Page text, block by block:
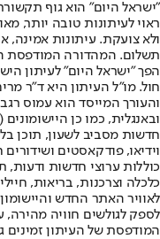
"ישראל היום" הוא גוף
ראוי לעיתונות טובה יותר,
ולא צועקת. עיתונות אמינה,
הפך "ישראל היום" לעיתון
חול. מו"ל העיתון היא ד"ר
והעורך המייסד הוא עמוס
חדשות מסביב לשעון, תוכן
וידיאו, פודקאסטים
כוללות ערוצי חדשות ודעות,
לאוויר האתר החדש
לספק לגולשים חוויה
המודפסת של העיתון זמינים